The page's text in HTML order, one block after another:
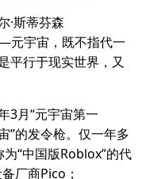
斯蒂芬森
元宇宙，既不指代一
平行于现实世界，又
月“元宇宙第一
”的发令枪。仅一年多
“中国版Roblox”的代
厂商Pico；